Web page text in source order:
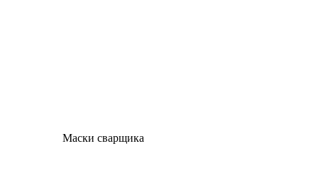
Маски сварщика